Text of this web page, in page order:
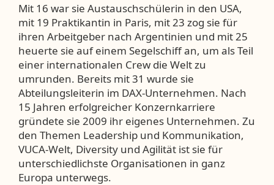
Mit 16 war sie Austauschschülerin in den USA,
mit 19 Praktikantin in Paris, mit 23 zog sie für
ihren Arbeitgeber nach Argentinien und mit 25
heuerte sie auf einem Segelschiff an, um als Teil
einer internationalen Crew die Welt zu
umrunden. Bereits mit 31 wurde sie
Abteilungsleiterin im DAX-Unternehmen. Nach
15 Jahren erfolgreicher Konzernkarriere
gründete sie 2009 ihr eigenes Unternehmen. Zu
den Themen Leadership und Kommunikation,
VUCA-Welt, Diversity und Agilität ist sie für
unterschiedlichste Organisationen in ganz
Europa unterwegs.